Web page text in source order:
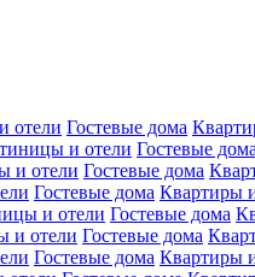
отели Гостевые дома
и отели Гостевые дома
и отели Гостевые дома
Гостевые дома Квартиры
и отели Гостевые дома
и отели Гостевые дома
Гостевые дома Квартиры